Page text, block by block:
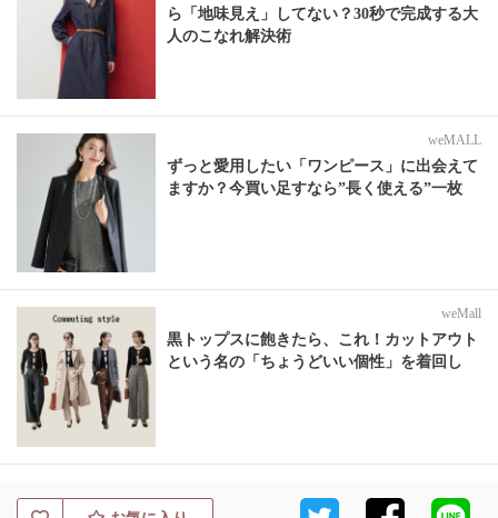
ら「地味見え」してない？30秒で完成する大
人のこなれ解決術
weMALL
ずっと愛用したい「ワンピース」に出会えて
ますか？今買い足すなら”長く使える”一枚
weMall
黒トップスに飽きたら、これ！カットアウト
という名の「ちょうどいい個性」を着回し